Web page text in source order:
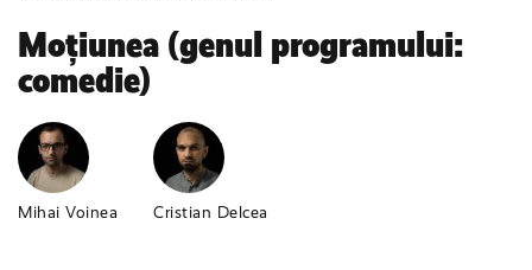
Moțiunea (genul programului:
comedie)
Mihai Voinea Cristian Delcea